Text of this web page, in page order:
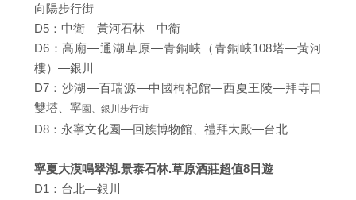
向陽步行街
D5：中衛—黃河石林—中衛
D6：高廟—通湖草原—青銅峽（青銅峽108塔—黃河
樓）—銀川
D7：沙湖—百瑞源—中國枸杞館—西夏王陵—拜寺口
雙塔、寧園、銀川步行街
D8：永寧文化園—回族博物館、禮拜大殿—台北
寧夏大漠鳴翠湖.景泰石林.草原酒莊超值8日遊
D1：台北—銀川